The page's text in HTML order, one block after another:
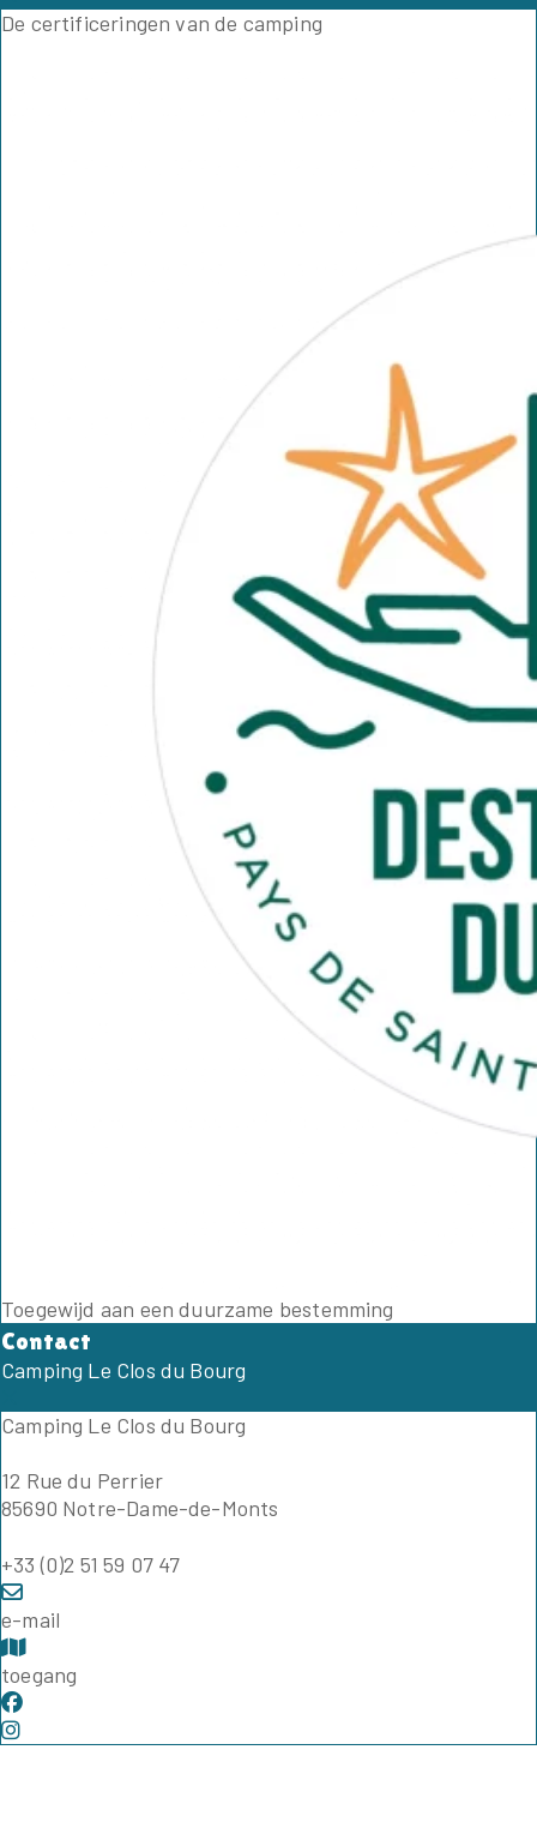
De certificeringen van de camping
Toegewijd aan een duurzame bestemming
Contact
Camping Le Clos du Bourg
Camping Le Clos du Bourg
12 Rue du Perrier
85690 Notre-Dame-de-Monts
+33 (0)2 51 59 07 47
e-mail
toegang